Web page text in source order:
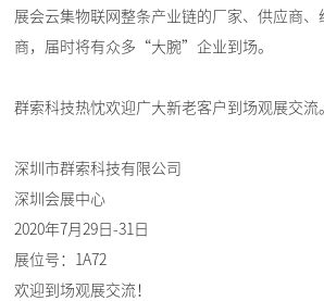
展会云集物联网整条产业链的厂家、供应商
商，届时将有众多“大腕”企业到场。
群索科技热忱欢迎广大新老客户到场观展交流
深圳市群索科技有限公司
深圳会展中心
2020年7月29日-31日
展位号：1A72
欢迎到场观展交流！